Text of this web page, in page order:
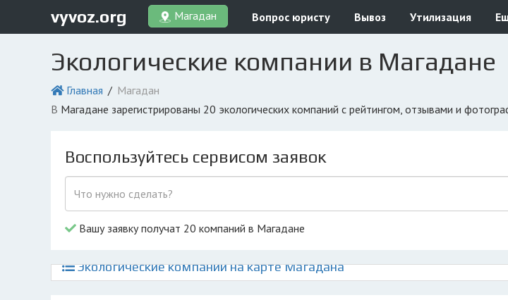
vyvoz.org Магадан Вопрос юристу Вывоз Утилизация
Экологические компании в Магадане
Главная
Магадан
в Магадане зарегистрированы 20 экологических компаний с рейтингом, отзывами и
Воспользуйтесь сервисом заявок
Вашу заявку получат 20 компаний в Магадане
Экологические компании на карте Магадана